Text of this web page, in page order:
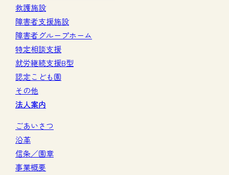
救護施設
障害者支援施設
障害者グループホーム
特定相談支援
就労継続支援B型
認定こども園
その他
法人案内
ごあいさつ
沿革
信条／園章
事業概要